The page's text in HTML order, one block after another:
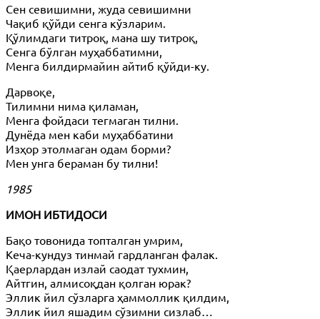
Сен севишимни, жуда севишимни
Чақиб қўйди сенга кўзларим.
Қўлимдаги титроқ, мана шу титроқ,
Сенга бўлган муҳаббатимни,
Менга билдирмайин айтиб қўйди-ку.
Дарвоқе,
Тилимни нима қиламан,
Менга фойдаси тегмаган тилни.
Дунёда мен каби муҳаббатини
Изҳор этолмаган одам борми?
Мен унга бераман бу тилни!
1985
ИМОН ИБТИДОСИ
Бақо товонида топталган умрим,
Кеча-кундуз тинмай гардланган фалак.
Қаерлардан излай саодат тухмин,
Айтгин, алмисоқдан қолган юрак?
Эллик йил сўзларга ҳаммоллик қилдим,
Эллик йил яшадим сўзимни сизлаб…